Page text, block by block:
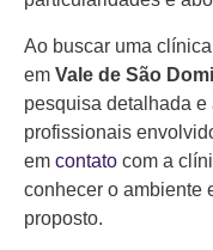
Ao buscar uma
em Vale de São
pesquisa detalhada
profissionais
em contato com a
conhecer o ambiente
proposto.